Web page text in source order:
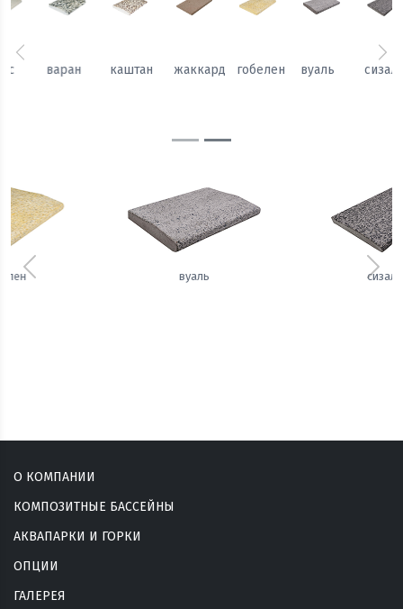
каштан жаккард гобелен вуаль сизаль атлас
Предыдущий
Предыдущий
О КОМПАНИИ
КОМПОЗИТНЫЕ БАССЕЙНЫ
АКВАПАРКИ И ГОРКИ
ОПЦИИ
ГАЛЕРЕЯ